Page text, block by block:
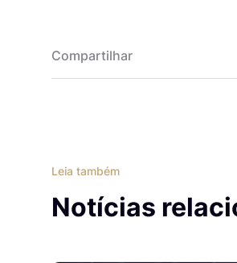
Compartilhar
Leia também
Notícias